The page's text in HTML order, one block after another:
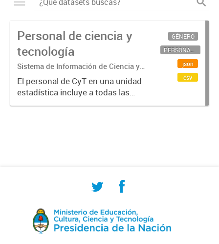
Personal de ciencia y
tecnología
Sistema de Información de Ciencia y
Tecnología Argentino (SICYTAR)
El personal de CyT en una unidad
estadística incluye a todas las
personas involucradas
GÉNERO
PERSONAL CIENTÍFICO-TECNOLÓGICO
json
csv